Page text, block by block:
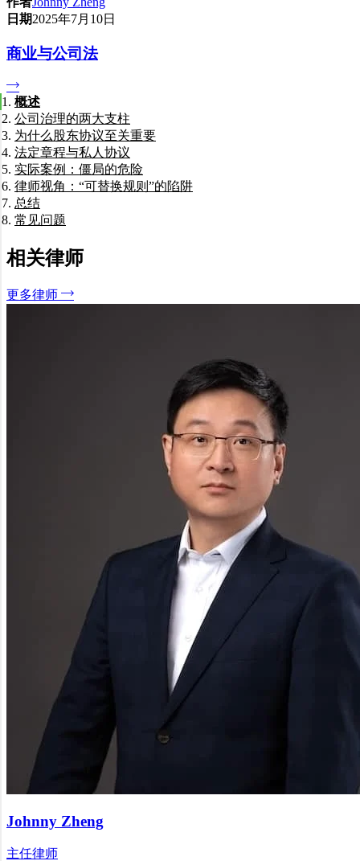
日期2025年7月10日
商业与公司法
概述
公司治理的两大支柱
为什么股东协议至关重要
保护小股东权益
控制与管理
退出策略与“强制随售权”
法定章程与私人协议
实际案例：僵局的危险
律师视角：“可替换规则”的陷阱
总结
常见问题
股东协议可以覆盖《公司法》吗？
如果有股东拒绝签署新协议怎么办？
股东协议在澳大利亚具有法律约束力吗？
协议可以防止股东开办竞争业务吗？
相关律师
更多律师
Johnny Zheng
主任律师